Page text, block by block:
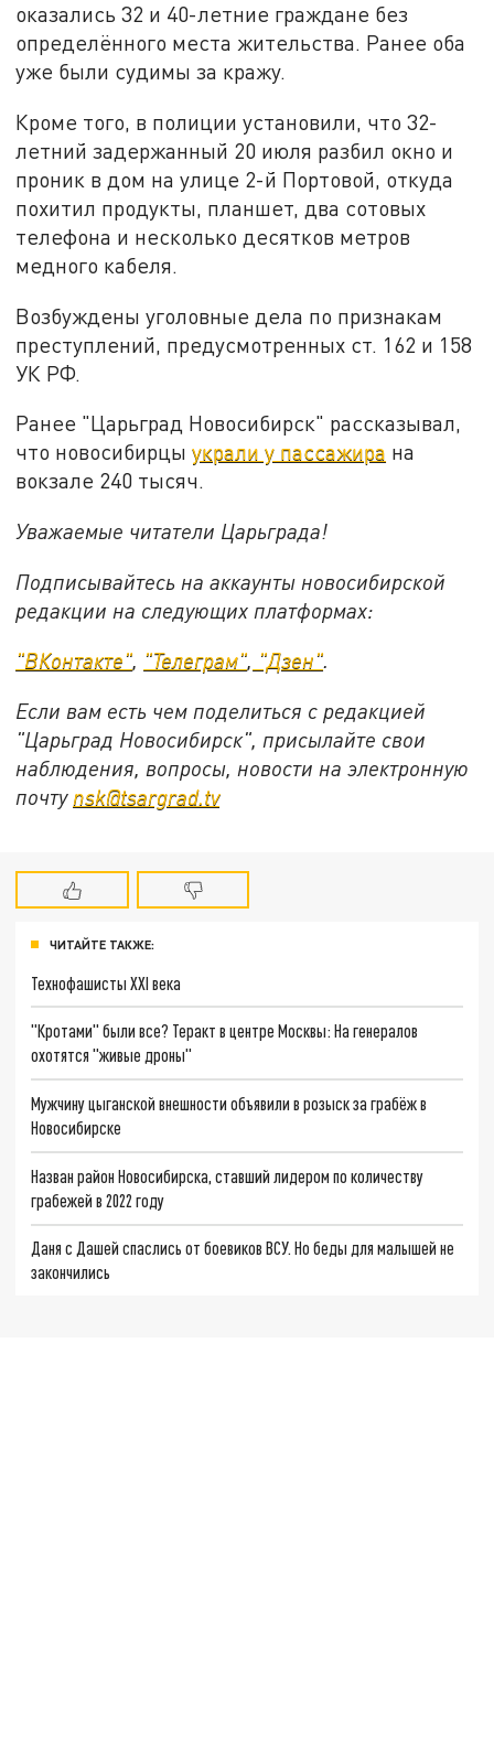
оказались 32 и 40-летние граждане без
определённого места жительства. Ранее оба
уже были судимы за кражу.
Кроме того, в полиции установили, что 32-
летний задержанный 20 июля разбил окно и
проник в дом на улице 2-й Портовой, откуда
похитил продукты, планшет, два сотовых
телефона и несколько десятков метров
медного кабеля.
Возбуждены уголовные дела по признакам
преступлений, предусмотренных ст. 162 и 158
УК РФ.
Ранее "Царьград Новосибирск" рассказывал,
что новосибирцыукрали у пассажира на
вокзале 240 тысяч.
Уважаемые читатели Царьграда!
Подписывайтесь на аккаунты новосибирской
редакции на следующих платформах:
"ВКонтакте", "Телеграм", "Дзен".
Если вам есть чем поделиться с редакцией
"Царьград Новосибирск", присылайте свои
наблюдения, вопросы, новости на электронную
почту nsk@tsargrad.tv
ЧИТАЙТЕ ТАКЖЕ:
Технофашисты XXI века
"Кротами" были все? Теракт в центре Москвы: На генералов
охотятся "живые дроны"
Мужчину цыганской внешности объявили в розыск за грабёж в
Новосибирске
Назван район Новосибирска, ставший лидером по количеству
грабежей в 2022 году
Даня с Дашей спаслись от боевиков ВСУ. Но беды для малышей не
закончились